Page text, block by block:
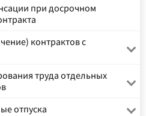
при досрочном
контрактов с
труда отдельных
отпуска